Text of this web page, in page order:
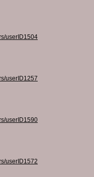
userID1504
userID1257
userID1590
userID1572